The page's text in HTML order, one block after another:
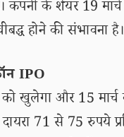
कंपनी के शेयर 19
होने की संभावना है।
IPO
खुलेगा और 15 मार्च
71 से 75 रुपये